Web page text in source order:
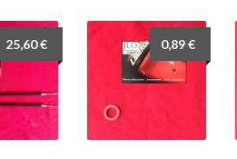
25,60€ 0,89€